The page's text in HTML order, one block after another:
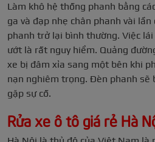
Làm khô hệ thống phanh bằng
ga và đạp nhẹ chân phanh vài
phanh trở lại bình thường. Việc
ướt là rất nguy hiểm. Quảng
xe bị đâm xỉa sang một bên khi
nạn nghiêm trọng. Đèn phanh sẽ
gặp sự cố.
Rửa xe ô tô giá rẻ Hà